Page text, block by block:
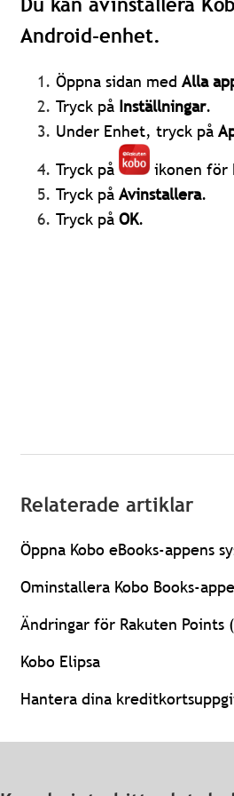
Du kan avinstallera
Android-enhet.
Öppna sidan med Alla
Tryck på Inställningar.
Under Enhet, tryck på
Tryck på
ikonen för
Tryck på Avinstallera.
Tryck på OK.
Relaterade artiklar
Öppna Kobo eBooks-appens
Ominstallera Kobo Books-
Ändringar för Rakuten Points
Kobo Elipsa
Hantera dina